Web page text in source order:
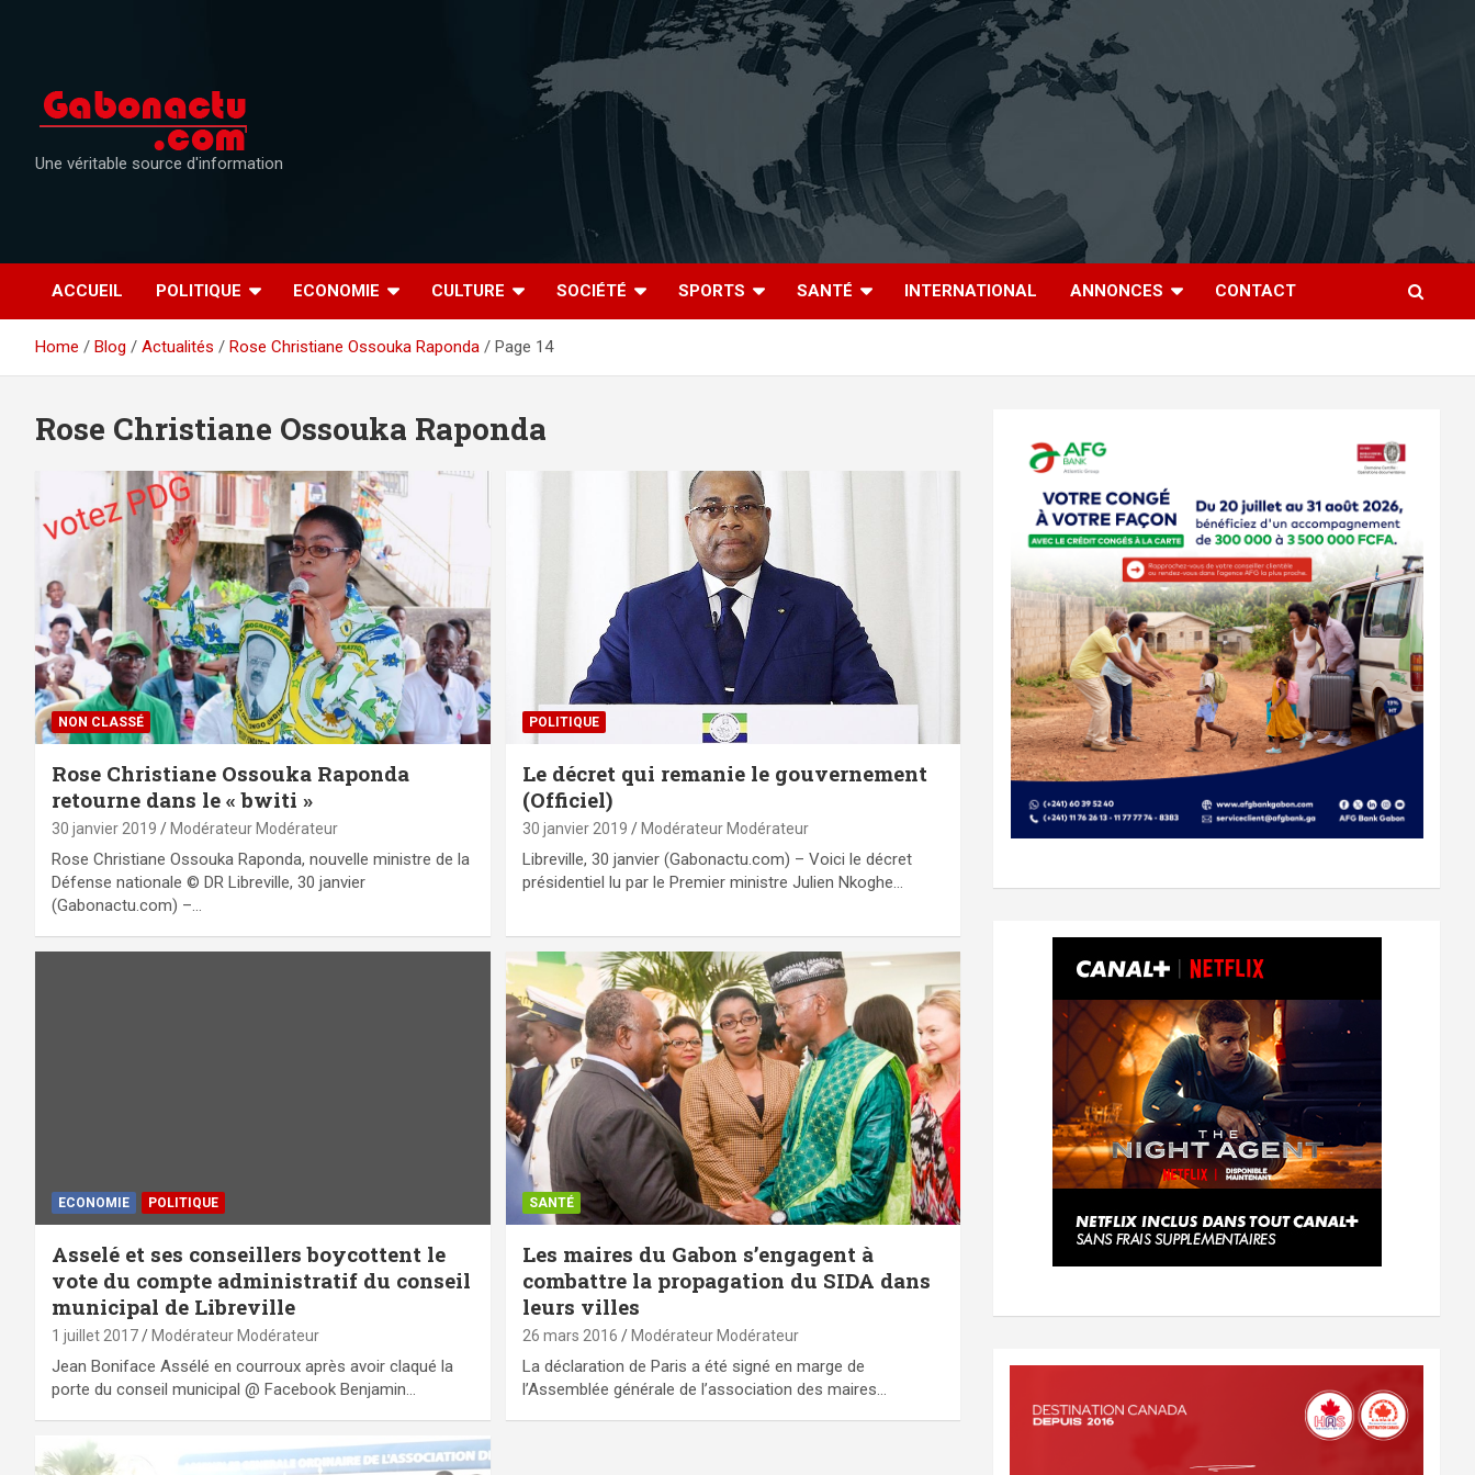
Une véritable source d'information
ACCUEIL POLITIQUE ECONOMIE CULTURE SOCIÉTÉ SPORTS SANTÉ INTERNATIONAL ANNONCES CONTACT
Home Blog Actualités Rose Christiane Ossouka Raponda Page 14
Rose Christiane Ossouka Raponda
NON CLASSÉ
Rose Christiane Ossouka Raponda
retourne dans le « bwiti »
30 janvier 2019 Modérateur Modérateur
Rose Christiane Ossouka Raponda, nouvelle ministre de la
Défense nationale © DR Libreville, 30 janvier
(Gabonactu.com) –…
POLITIQUE
Le décret qui remanie le gouvernement
(Officiel)
30 janvier 2019 Modérateur Modérateur
Libreville, 30 janvier (Gabonactu.com) – Voici le décret
présidentiel lu par le Premier ministre Julien Nkoghe…
ECONOMIE POLITIQUE
Asselé et ses conseillers boycottent le
vote du compte administratif du conseil
municipal de Libreville
1 juillet 2017 Modérateur Modérateur
Jean Boniface Assélé en courroux après avoir claqué la
porte du conseil municipal @ Facebook Benjamin…
SANTÉ
Les maires du Gabon s’engagent à
combattre la propagation du SIDA dans
leurs villes
26 mars 2016 Modérateur Modérateur
La déclaration de Paris a été signé en marge de
l’Assemblée générale de l’association des maires…